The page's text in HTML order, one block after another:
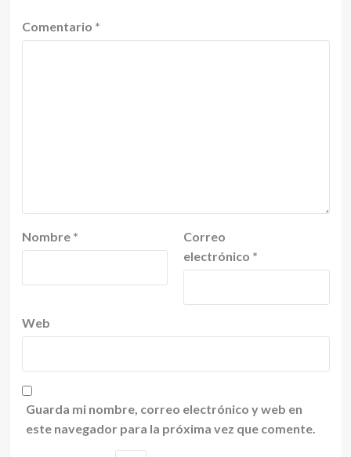
Comentario *
Nombre *
Correo
electrónico *
Web
Guarda mi nombre, correo electrónico y web en
este navegador para la próxima vez que comente.